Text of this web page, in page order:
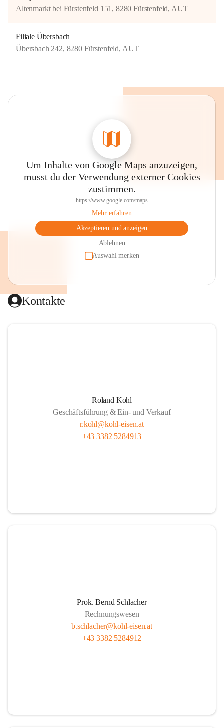
Altenmarkt bei Fürstenfeld 151, 8280 Fürstenfeld, AUT
Filiale Übersbach
Übersbach 242, 8280 Fürstenfeld, AUT
Um Inhalte von Google Maps anzuzeigen,
musst du der Verwendung externer Cookies
zustimmen.
https://www.google.com/maps
Mehr erfahren
Akzeptieren und anzeigen
Ablehnen
Auswahl merken
Kontakte
Roland Kohl
Geschäftsführung & Ein- und Verkauf
r.kohl@kohl-eisen.at
+43 3382 5284913
Prok. Bernd Schlacher
Rechnungswesen
b.schlacher@kohl-eisen.at
+43 3382 5284912